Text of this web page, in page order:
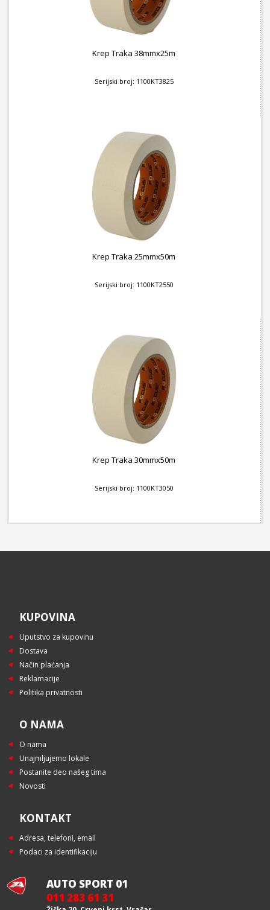
Krep Traka 38mmx25m
Serijski broj: 1100KT3825
Krep Traka 25mmx50m
Serijski broj: 1100KT2550
Krep Traka 30mmx50m
Serijski broj: 1100KT3050
KUPOVINA
Uputstvo za kupovinu
Dostava
Način plaćanja
Reklamacije
Politika privatnosti
O NAMA
O nama
Unajmljujemo lokale
Postanite deo našeg tima
Novosti
KONTAKT
Adresa, telefoni, email
Podaci za identifikaciju
AUTO SPORT 01
011 283 61 31